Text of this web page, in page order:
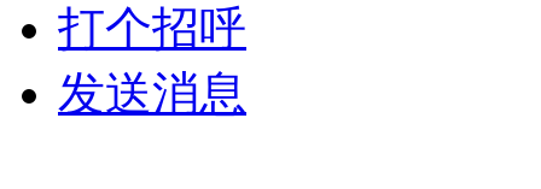
打个招呼
发送消息